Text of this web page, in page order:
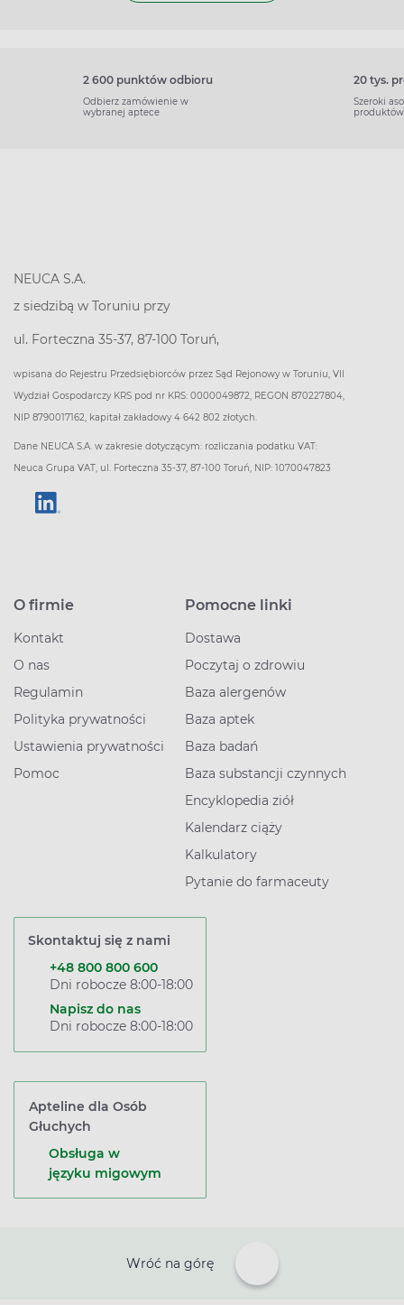
2 600 punktów odbioru
Odbierz zamówienie w
wybranej aptece
20 tys.
Szeroki
produktów
NEUCA S.A.
z siedzibą w Toruniu przy
ul. Forteczna 35-37, 87-100 Toruń,
wpisana do Rejestru Przedsiębiorców przez Sąd Rejonowy w Toruniu, VII
Wydział Gospodarczy KRS pod nr KRS: 0000049872, REGON 870227804,
NIP 8790017162, kapitał zakładowy 4 642 802 złotych.
Dane NEUCA S.A. w zakresie dotyczącym: rozliczania podatku VAT:
Neuca Grupa VAT, ul. Forteczna 35-37, 87-100 Toruń, NIP: 1070047823
O firmie
Kontakt
O nas
Regulamin
Polityka prywatności
Ustawienia prywatności
Pomoc
Pomocne linki
Dostawa
Poczytaj o zdrowiu
Baza alergenów
Baza aptek
Baza badań
Baza substancji czynnych
Encyklopedia ziół
Kalendarz ciąży
Kalkulatory
Pytanie do farmaceuty
Skontaktuj się z nami
+48 800 800 600
Dni robocze 8:00-18:00
Napisz do nas
Dni robocze 8:00-18:00
Apteline dla Osób
Głuchych
Obsługa w
języku migowym
Wróć na górę